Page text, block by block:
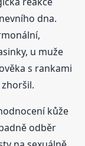
dna.
u muže
s rankami
kůže
odběr